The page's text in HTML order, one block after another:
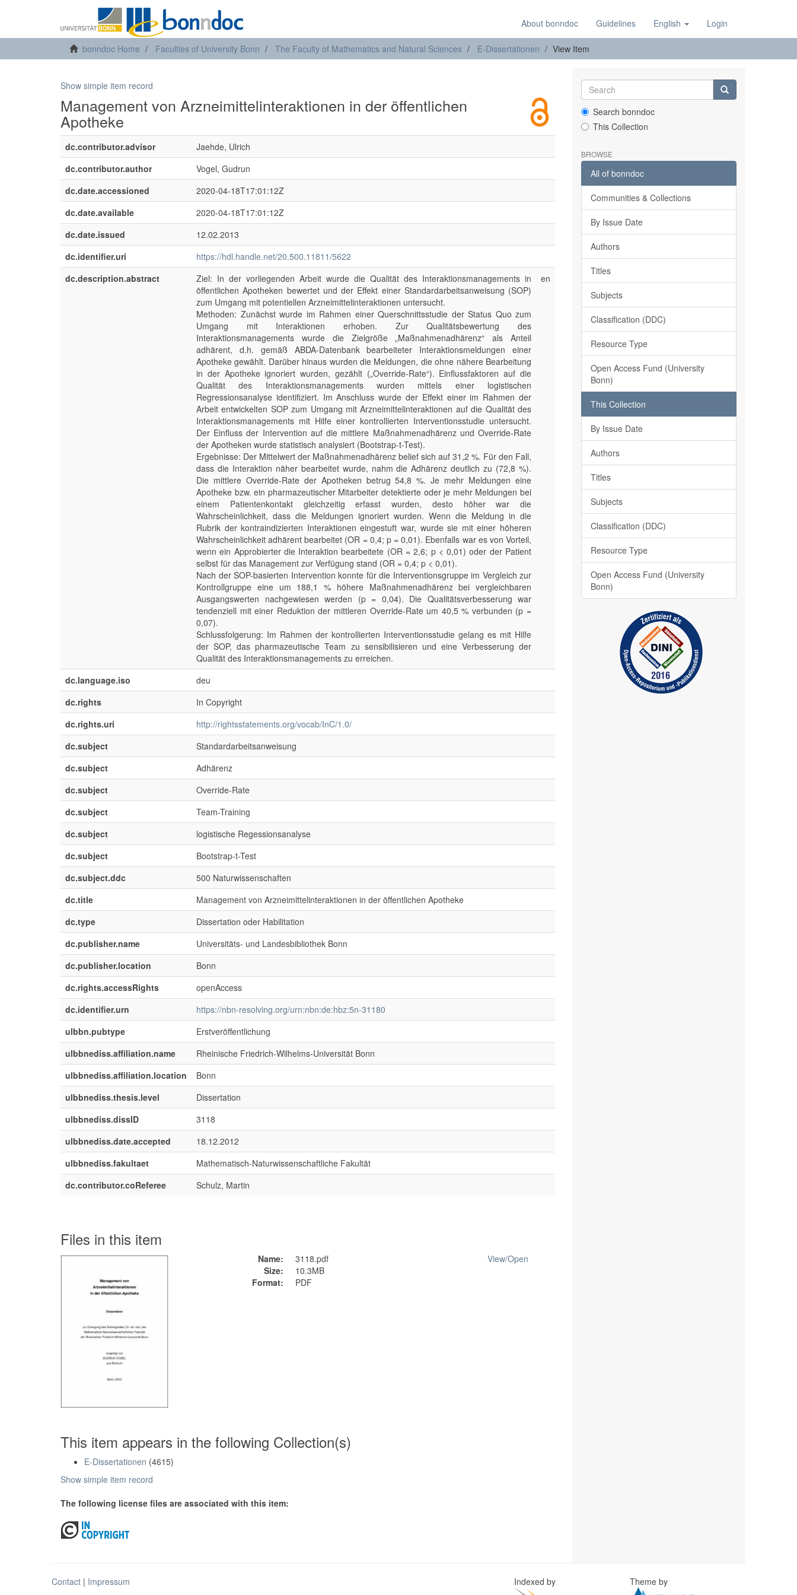
About bonndoc Guidelines English Login
bonndoc Home Faculties of University Bonn The Faculty of Mathematics and Natural Sciences E-Dissertationen View Item
Show simple item record
Management von Arzneimittelinteraktionen in der öffentlichen
Apotheke
dc.contributor.advisor
Jaehde, Ulrich
dc.contributor.author
Vogel, Gudrun
dc.date.accessioned
2020-04-18T17:01:12Z
dc.date.available
2020-04-18T17:01:12Z
dc.date.issued
12.02.2013
dc.identifier.uri
https://hdl.handle.net/20.500.11811/5622
dc.description.abstract
Ziel: In der vorliegenden Arbeit wurde die Qualität des Interaktionsmanagements in
öffentlichen Apotheken bewertet und der Effekt einer Standardarbeitsanweisung (SOP)
zum Umgang mit potentiellen Arzneimittelinteraktionen untersucht.
Methoden: Zunächst wurde im Rahmen einer Querschnittsstudie der Status Quo zum
Umgang mit Interaktionen erhoben. Zur Qualitätsbewertung des
Interaktionsmanagements wurde die Zielgröße „Maßnahmenadhärenz“ als Anteil
adhärent, d.h. gemäß ABDA-Datenbank bearbeiteter Interaktionsmeldungen einer
Apotheke gewählt. Darüber hinaus wurden die Meldungen, die ohne nähere Bearbeitung
in der Apotheke ignoriert wurden, gezählt („Override-Rate“). Einflussfaktoren auf die
Qualität des Interaktionsmanagements wurden mittels einer logistischen
Regressionsanalyse identifiziert. Im Anschluss wurde der Effekt einer im Rahmen der
Arbeit entwickelten SOP zum Umgang mit Arzneimittelinteraktionen auf die Qualität des
Interaktionsmanagements mit Hilfe einer kontrollierten Interventionsstudie untersucht.
Der Einfluss der Intervention auf die mittlere Maßnahmenadhärenz und Override-Rate
der Apotheken wurde statistisch analysiert (Bootstrap-t-Test).
Ergebnisse: Der Mittelwert der Maßnahmenadhärenz belief sich auf 31,2 %. Für den Fall,
dass die Interaktion näher bearbeitet wurde, nahm die Adhärenz deutlich zu (72,8 %).
Die mittlere Override-Rate der Apotheken betrug 54,8 %. Je mehr Meldungen eine
Apotheke bzw. ein pharmazeutischer Mitarbeiter detektierte oder je mehr Meldungen bei
einem Patientenkontakt gleichzeitig erfasst wurden, desto höher war die
Wahrscheinlichkeit, dass die Meldungen ignoriert wurden. Wenn die Meldung in die
Rubrik der kontraindizierten Interaktionen eingestuft war, wurde sie mit einer höheren
Wahrscheinlichkeit adhärent bearbeitet (OR = 0,4; p = 0,01). Ebenfalls war es von Vorteil,
wenn ein Approbierter die Interaktion bearbeitete (OR = 2,6; p < 0,01) oder der Patient
selbst für das Management zur Verfügung stand (OR = 0,4; p < 0,01).
Nach der SOP-basierten Intervention konnte für die Interventionsgruppe im Vergleich zur
Kontrollgruppe eine um 188,1 % höhere Maßnahmenadhärenz bei vergleichbaren
Ausgangswerten nachgewiesen werden (p = 0,04). Die Qualitätsverbesserung war
tendenziell mit einer Reduktion der mittleren Override-Rate um 40,5 % verbunden (p =
0,07).
Schlussfolgerung: Im Rahmen der kontrollierten Interventionsstudie gelang es mit Hilfe
der SOP, das pharmazeutische Team zu sensibilisieren und eine Verbesserung der
Qualität des Interaktionsmanagements zu erreichen.
en
dc.language.iso
deu
dc.rights
In Copyright
dc.rights.uri
http://rightsstatements.org/vocab/InC/1.0/
dc.subject
Standardarbeitsanweisung
dc.subject
Adhärenz
dc.subject
Override-Rate
dc.subject
Team-Training
dc.subject
logistische Regessionsanalyse
dc.subject
Bootstrap-t-Test
dc.subject.ddc
500 Naturwissenschaften
dc.title
Management von Arzneimittelinteraktionen in der öffentlichen Apotheke
dc.type
Dissertation oder Habilitation
dc.publisher.name
Universitäts- und Landesbibliothek Bonn
dc.publisher.location
Bonn
dc.rights.accessRights
openAccess
dc.identifier.urn
https://nbn-resolving.org/urn:nbn:de:hbz:5n-31180
ulbbn.pubtype
Erstveröffentlichung
ulbbnediss.affiliation.name
Rheinische Friedrich-Wilhelms-Universität Bonn
ulbbnediss.affiliation.location
Bonn
ulbbnediss.thesis.level
Dissertation
ulbbnediss.dissID
3118
ulbbnediss.date.accepted
18.12.2012
ulbbnediss.fakultaet
Mathematisch-Naturwissenschaftliche Fakultät
dc.contributor.coReferee
Schulz, Martin
Files in this item
Name:
3118.pdf
Size:
10.3MB
Format:
PDF
View/Open
This item appears in the following Collection(s)
E-Dissertationen (4615)
Show simple item record
The following license files are associated with this item:
Search bonndoc
This Collection
BROWSE
All of bonndoc
Communities & Collections
By Issue Date
Authors
Titles
Subjects
Classification (DDC)
Resource Type
Open Access Fund (University
Bonn)
This Collection
By Issue Date
Authors
Titles
Subjects
Classification (DDC)
Resource Type
Open Access Fund (University
Bonn)
Contact | Impressum Indexed by Theme by